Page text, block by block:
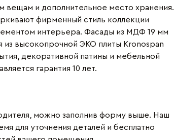
вещам и дополнительное место хранения.
фирменный стиль коллекции
интерьера. Фасады из МДФ 19 мм
из высокопрочной ЭКО плиты Kronospan
декоративной патины и мебельной
гарантия 10 лет.
можно заполнив форму выше. Наш
для уточнения деталей и бесплатно